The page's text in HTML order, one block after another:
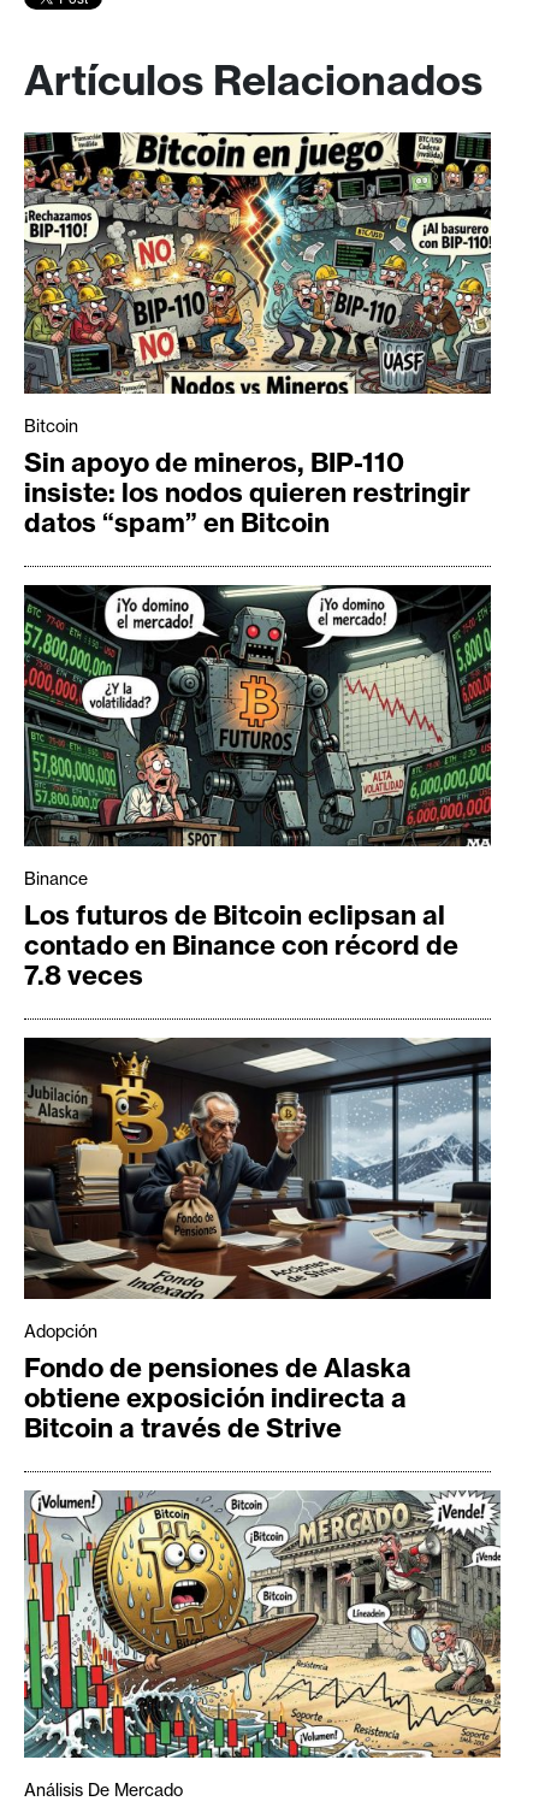
Artículos Relacionados
Bitcoin
Sin apoyo de mineros, BIP-110
insiste: los nodos quieren restringir
datos “spam” en Bitcoin
Binance
Los futuros de Bitcoin eclipsan al
contado en Binance con récord de
7.8 veces
Adopción
Fondo de pensiones de Alaska
obtiene exposición indirecta a
Bitcoin a través de Strive
Análisis De Mercado